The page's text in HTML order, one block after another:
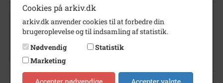
1900- 1905
Cookies på arkiv.dk
arkiv.dk anvender cookies til at forbedre din
brugeroplevelse og til indsamling af statistik.
Nødvendig
Statistik
Marketing
Accepter nødvendige Accepter valgte